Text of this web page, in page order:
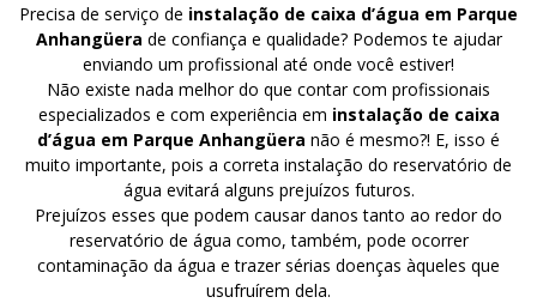
Precisa de serviço de instalação de caixa d’água em Parque
Anhangüera de confiança e qualidade? Podemos te ajudar
enviando um profissional até onde você estiver!
Não existe nada melhor do que contar com profissionais
especializados e com experiência em instalação de caixa
d’água em Parque Anhangüera não é mesmo?! E, isso é
muito importante, pois a correta instalação do reservatório de
água evitará alguns prejuízos futuros.
Prejuízos esses que podem causar danos tanto ao redor do
reservatório de água como, também, pode ocorrer
contaminação da água e trazer sérias doenças àqueles que
usufruírem dela.